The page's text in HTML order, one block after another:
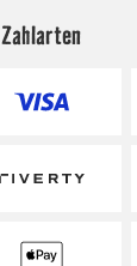
Zahlarten